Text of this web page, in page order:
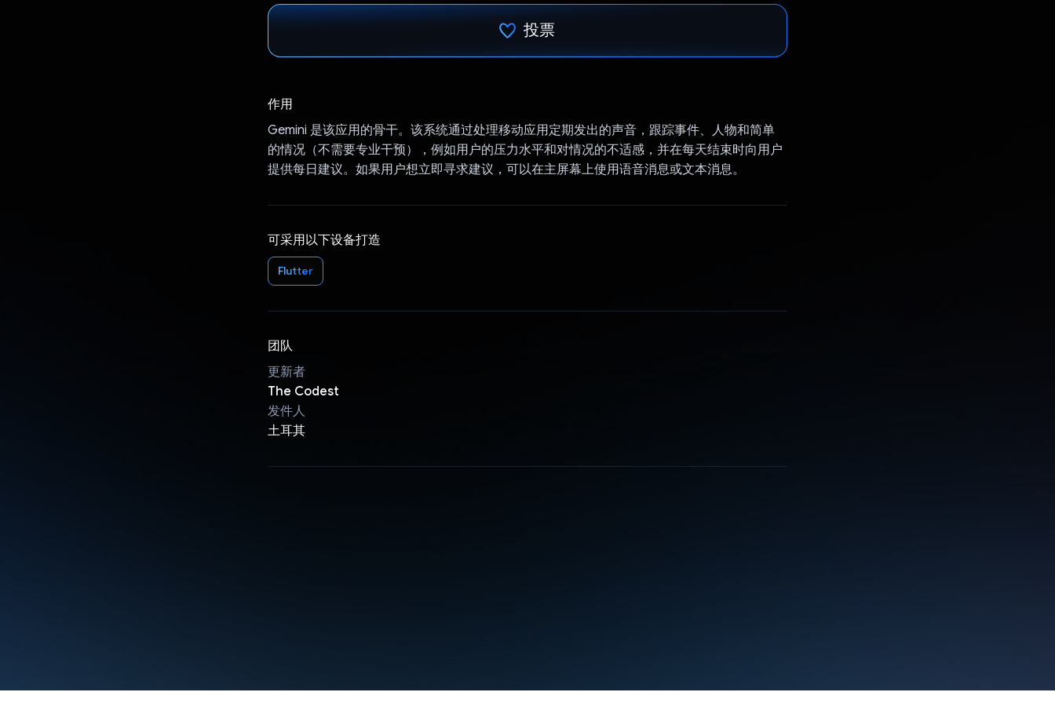
投票
作用
Gemini 是该应用的骨干。该系统通过处理移动应用定期发出的声音，跟踪事件、人物和简单
的情况（不需要专业干预），例如用户的压力水平和对情况的不适感，并在每天结束时向用户
提供每日建议。如果用户想立即寻求建议，可以在主屏幕上使用语音消息或文本消息。
可采用以下设备打造
Flutter
团队
更新者
The Codest
发件人
土耳其